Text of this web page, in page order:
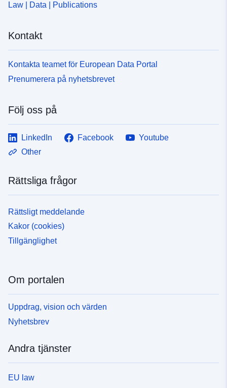
Law | Data | Publications
Kontakt
Kontakta teamet för European Data Portal
Prenumerera på nyhetsbrevet
Följ oss på
LinkedIn Facebook
Youtube
Other
Rättsliga frågor
Rättsligt meddelande
Kakor (cookies)
Tillgänglighet
Om portalen
Uppdrag, vision och värden
Nyhetsbrev
Andra tjänster
EU law